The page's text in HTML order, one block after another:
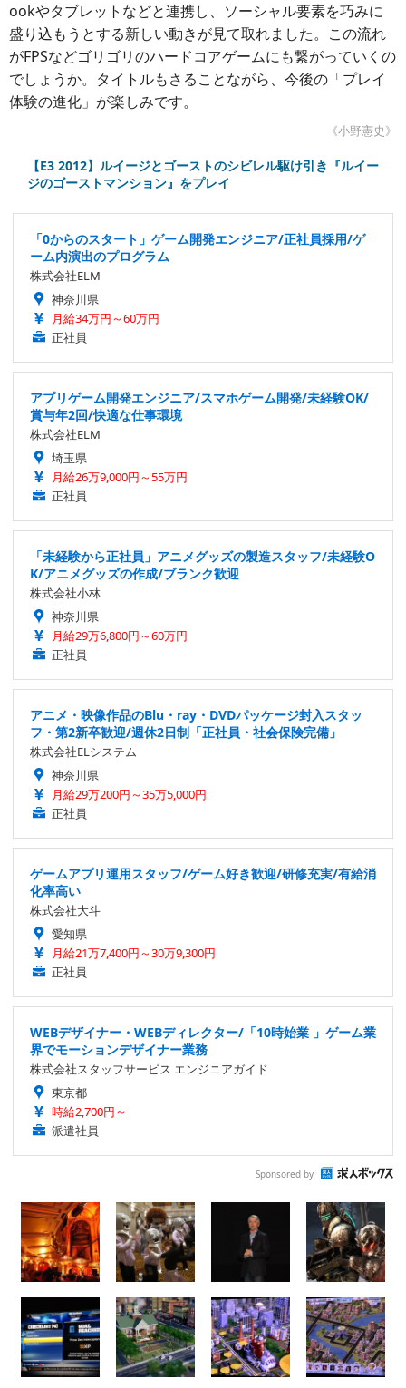
ookやタブレットなどと連携し、ソーシャル要素を巧みに
盛り込もうとする新しい動きが見て取れました。この流れ
がFPSなどゴリゴリのハードコアゲームにも繋がっていくの
でしょうか。タイトルもさることながら、今後の「プレイ
体験の進化」が楽しみです。
《小野憲史》
【E3 2012】ルイージとゴーストのシビレル駆け引き『ルイー
ジのゴーストマンション』をプレイ
「0からのスタート」ゲーム開発エンジニア/正社員採用/ゲ
ーム内演出のプログラム
株式会社ELM
神奈川県
月給34万円～60万円
正社員
アプリゲーム開発エンジニア/スマホゲーム開発/未経験OK/
賞与年2回/快適な仕事環境
株式会社ELM
埼玉県
月給26万9,000円～55万円
正社員
「未経験から正社員」アニメグッズの製造スタッフ/未経験O
K/アニメグッズの作成/ブランク歓迎
株式会社小林
神奈川県
月給29万6,800円～60万円
正社員
アニメ・映像作品のBlu・ray・DVDパッケージ封入スタッ
フ・第2新卒歓迎/週休2日制「正社員・社会保険完備」
株式会社ELシステム
神奈川県
月給29万200円～35万5,000円
正社員
ゲームアプリ運用スタッフ/ゲーム好き歓迎/研修充実/有給消
化率高い
株式会社大斗
愛知県
月給21万7,400円～30万9,300円
正社員
WEBデザイナー・WEBディレクター/「10時始業 」ゲーム業
界でモーションデザイナー業務
株式会社スタッフサービス エンジニアガイド
東京都
時給2,700円～
派遣社員
Sponsored by